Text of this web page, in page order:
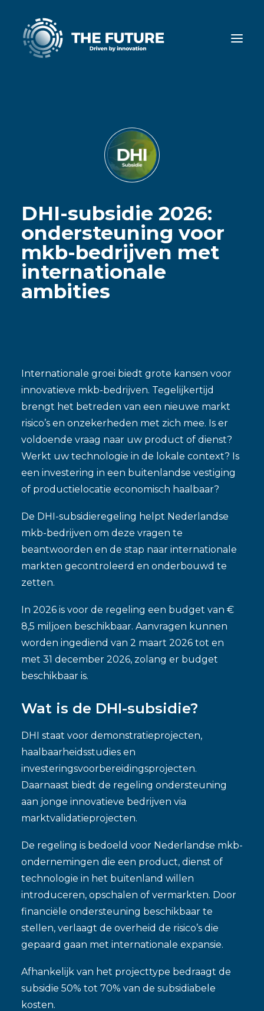
Diensten
Cases
Ons team
Werken bij
Contact
DHI-subsidie 2026:
ondersteuning voor
mkb-bedrijven met
internationale
ambities
Internationale groei biedt grote kansen voor
innovatieve mkb-bedrijven. Tegelijkertijd
brengt het betreden van een nieuwe markt
risico’s en onzekerheden met zich mee. Is er
voldoende vraag naar uw product of dienst?
Werkt uw technologie in de lokale context? Is
een investering in een buitenlandse vestiging
of productielocatie economisch haalbaar?
De DHI-subsidieregeling helpt Nederlandse
mkb-bedrijven om deze vragen te
beantwoorden en de stap naar internationale
markten gecontroleerd en onderbouwd te
zetten.
In 2026 is voor de regeling een budget van €
8,5 miljoen beschikbaar. Aanvragen kunnen
worden ingediend van 2 maart 2026 tot en
met 31 december 2026, zolang er budget
beschikbaar is.
Wat is de DHI-subsidie?
DHI staat voor demonstratieprojecten,
haalbaarheidsstudies en
investeringsvoorbereidingsprojecten.
Daarnaast biedt de regeling ondersteuning
aan jonge innovatieve bedrijven via
marktvalidatieprojecten.
De regeling is bedoeld voor Nederlandse mkb-
ondernemingen die een product, dienst of
technologie in het buitenland willen
introduceren, opschalen of vermarkten. Door
financiële ondersteuning beschikbaar te
stellen, verlaagt de overheid de risico’s die
gepaard gaan met internationale expansie.
Afhankelijk van het projecttype bedraagt de
subsidie 50% tot 70% van de subsidiabele
kosten.